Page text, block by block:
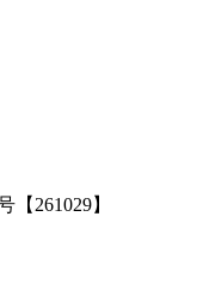
261029】